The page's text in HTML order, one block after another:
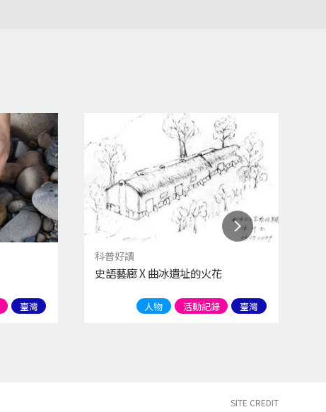
臺灣
科普好讀
史語藝廊 X 曲冰遺址的火花
人物 活動記錄 臺灣
SITE CREDIT